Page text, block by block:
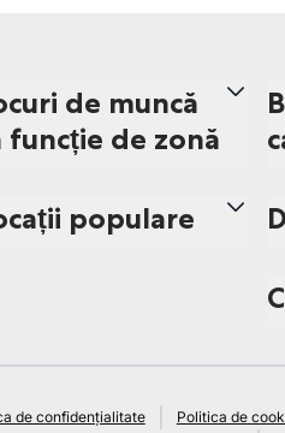
de muncă
funcție de zonă
populare
de confidențialitate
Politica de